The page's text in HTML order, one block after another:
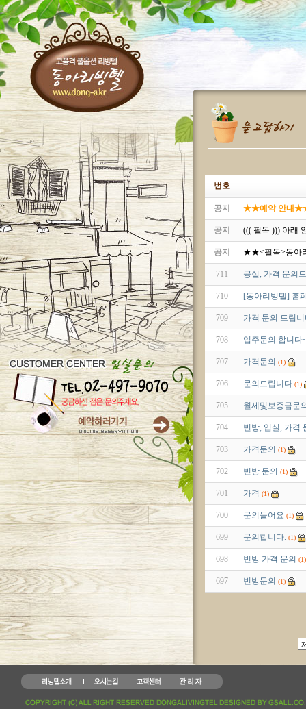
번호
공지 ★★예약 안내
공지 ((( 필독 ))) 아래
공지 ★★<필독>동아
711 공실, 가격 문의
710 [동아리빙텔] 홈
709 가격 문의 드립
708 입주문의 합니다
707 가격문의 (1)
706 문의드립니다 (1)
705 월세및보증금문
704 빈방, 입실, 가격
703 가격문의 (1)
702 빈방 문의 (1)
701 가격 (1)
700 문의들어요 (1)
699 문의합니다. (1)
698 빈방 가격 문의 (1)
697 빈방문의 (1)